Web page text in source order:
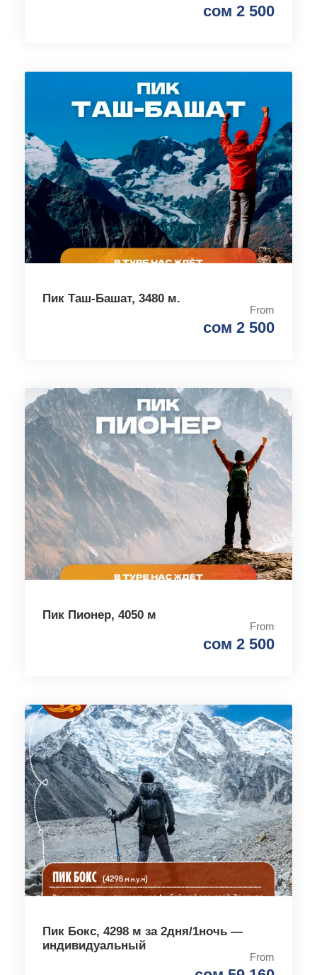
сом 2 500
Пик Таш-Башат, 3480 м.
From
сом 2 500
Пик Пионер, 4050 м
From
сом 2 500
Пик Бокс, 4298 м за 2дня/1ночь —
индивидуальный
From